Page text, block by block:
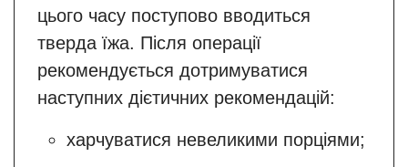
цього часу поступово вводиться
тверда їжа. Після операції
рекомендується дотримуватися
наступних дієтичних рекомендацій:
харчуватися невеликими порціями;